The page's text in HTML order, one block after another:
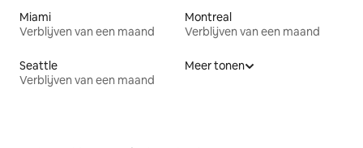
Miami
Verblijven van een maand
Montreal
Verblijven van een maand
Seattle
Verblijven van een maand
Meer tonen